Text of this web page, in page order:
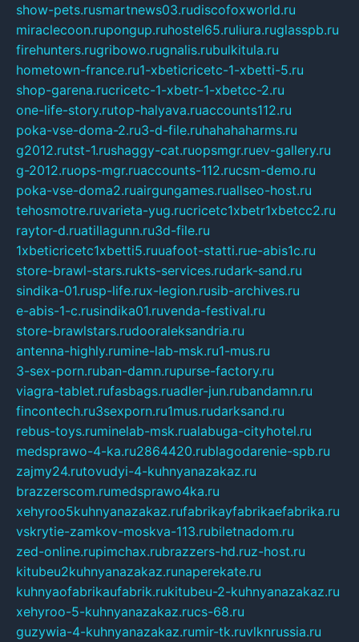
show-pets.rusmartnews03.rudiscofoxworld.ru
miraclecoon.rupongup.ruhostel65.ruliura.ruglasspb.ru
firehunters.rugribowo.rugnalis.rubulkitula.ru
hometown-france.ru1-xbeticricetc-1-xbetti-5.ru
shop-garena.rucricetc-1-xbetr-1-xbetcc-2.ru
one-life-story.rutop-halyava.ruaccounts112.ru
poka-vse-doma-2.ru3-d-file.ruhahahaharms.ru
g2012.rutst-1.rushaggy-cat.ruopsmgr.ruev-gallery.ru
g-2012.ruops-mgr.ruaccounts-112.rucsm-demo.ru
poka-vse-doma2.ruairgungames.ruallseo-host.ru
tehosmotre.ruvarieta-yug.rucricetc1xbetr1xbetcc2.ru
raytor-d.ruatillagunn.ru3d-file.ru
1xbeticricetc1xbetti5.ruuafoot-statti.rue-abis1c.ru
store-brawl-stars.rukts-services.rudark-sand.ru
sindika-01.rusp-life.rux-legion.rusib-archives.ru
e-abis-1-c.rusindika01.ruvenda-festival.ru
store-brawlstars.rudooraleksandria.ru
antenna-highly.rumine-lab-msk.ru1-mus.ru
3-sex-porn.ruban-damn.rupurse-factory.ru
viagra-tablet.rufasbags.ruadler-jun.rubandamn.ru
fincontech.ru3sexporn.ru1mus.rudarksand.ru
rebus-toys.ruminelab-msk.rualabuga-cityhotel.ru
medsprawo-4-ka.ru2864420.rublagodarenie-spb.ru
zajmy24.rutovudyi-4-kuhnyanazakaz.ru
brazzerscom.rumedsprawo4ka.ru
xehyroo5kuhnyanazakaz.rufabrikayfabrikaefabrika.ru
vskrytie-zamkov-moskva-113.rubiletnadom.ru
zed-online.rupimchax.rubrazzers-hd.ruz-host.ru
kitubeu2kuhnyanazakaz.runaperekate.ru
kuhnyaofabrikaufabrik.rukitubeu-2-kuhnyanazakaz.ru
xehyroo-5-kuhnyanazakaz.rucs-68.ru
guzywia-4-kuhnyanazakaz.rumir-tk.ruvlknrussia.ru